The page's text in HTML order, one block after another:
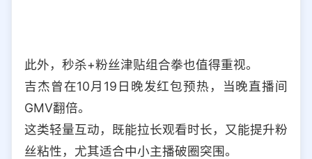
此外，秒杀+粉丝津贴组合拳也值得重视。
吉杰曾在10月19日晚发红包预热，当晚直播间
GMV翻倍。
这类轻量互动，既能拉长观看时长，又能提升粉
丝粘性，尤其适合中小主播破圈突围。